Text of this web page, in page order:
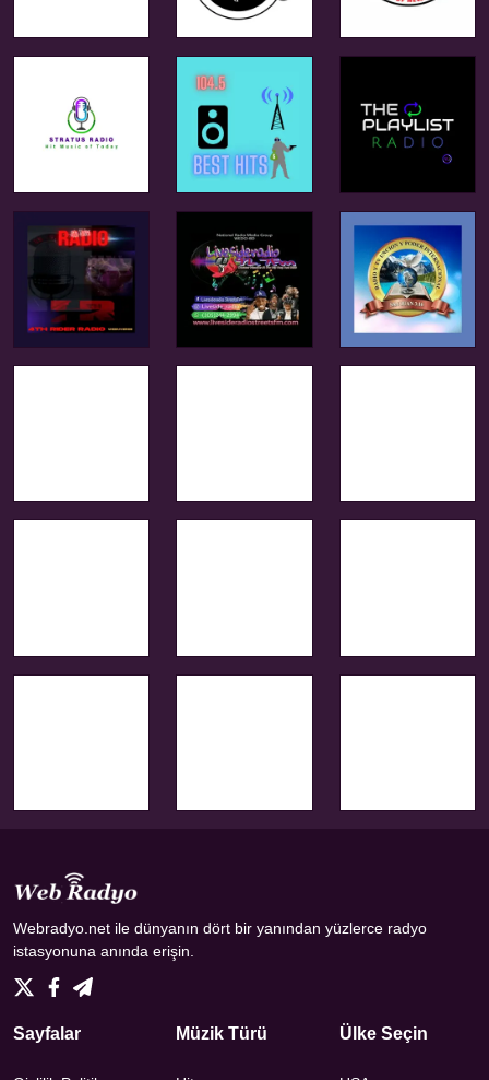
Webradyo.net ile dünyanın dört bir yanından yüzlerce radyo
istasyonuna anında erişin.
Sayfalar Müzik Türü Ülke Seçin